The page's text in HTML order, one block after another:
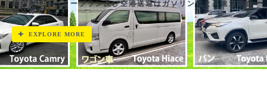
貸切車チャータープラン及び空港送迎はガソリン代と高速道路金
を込みです。
EXPLORE MORE